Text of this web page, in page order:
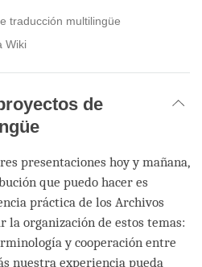
traducción multilingüe
Wiki
de
presentaciones hoy y mañana,
que puedo hacer es
práctica de los Archivos
la organización de estos temas:
y cooperación entre
nuestra experiencia pueda